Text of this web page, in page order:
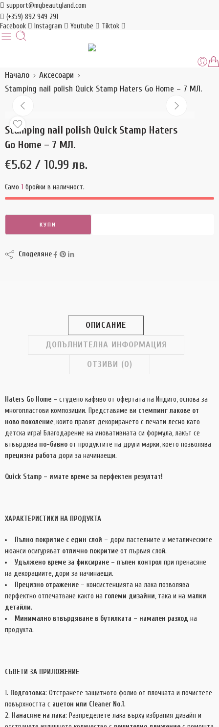
support@mybeautyland.com
(+359) 892 949 291
Facebook
Instagram Youtube Tiktok
Начало
Аксесоари
Stamping nail polish Quick Stamp Haters Go Home – 7 МЛ.
Stamping nail polish Quick Stamp Haters
Go Home – 7 МЛ.
€5.62 / 10.99 лв.
Само 1 бройки в наличност.
КУПИ
Споделяне
ОПИСАНИЕ
ДОПЪЛНИТЕЛНА ИНФОРМАЦИЯ
ОТЗИВИ (0)
Haters Go Home – студено кафяво от офертата на Индиго,основа за
многопластови композиции. Представяме ви стемпинг лакове от
ново поколение, които правят декорирането с печати лесно като
детска игра! Благодарение на иновативната си формула, лакът се
втвърдява по-бавно от продуктите на други марки, което позволява
прецизна работа дори за начинаещи.
Quick Stamp – имате време за перфектен резултат!
ХАРАКТЕРИСТИКИ НА ПРОДУКТА
Пълно покритие с един слой – дори пастелните и металическите
нюанси осигуряват отлично покритие от първия слой.
Удължено време за фиксиране– пълен контрол при пренасяне
на декорациите, дори за начинаещи.
Прецизно отражение– консистенцията на лака позволява
перфектно отпечатване както на големи дизайни, така и на малки
детайли.
Минимално втвърдяване в бутилката – намален разход на
продукта.
СЪВЕТИ ЗА ПРИЛОЖЕНИЕ
Подготовка: Отстранете защитното фолио от плочката и почистете
повърхността с ацетон или Cleaner No.1.
Нанасяне на лака: Разпределете лака върху избрания дизайн и